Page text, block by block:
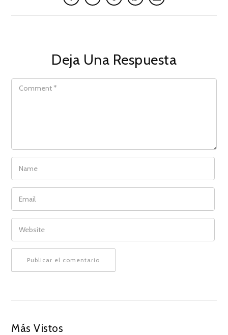
Deja Una Respuesta
COMMENT
NAME
EMAIL
WEBSITE
Más Vistos